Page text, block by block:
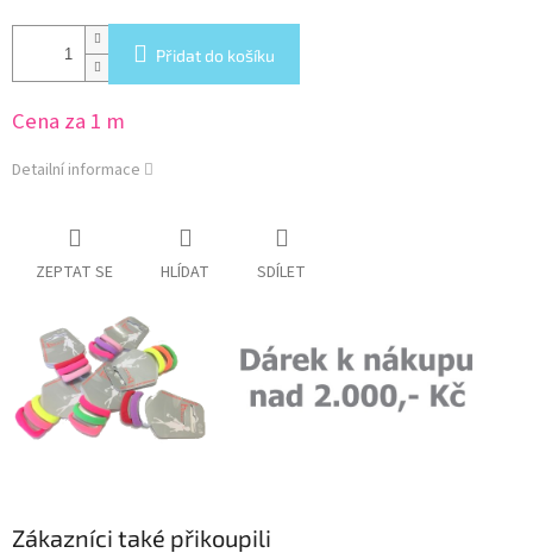
Přidat do košíku
Cena za 1 m
Detailní informace
ZEPTAT SE HLÍDAT SDÍLET
Zákazníci také přikoupili